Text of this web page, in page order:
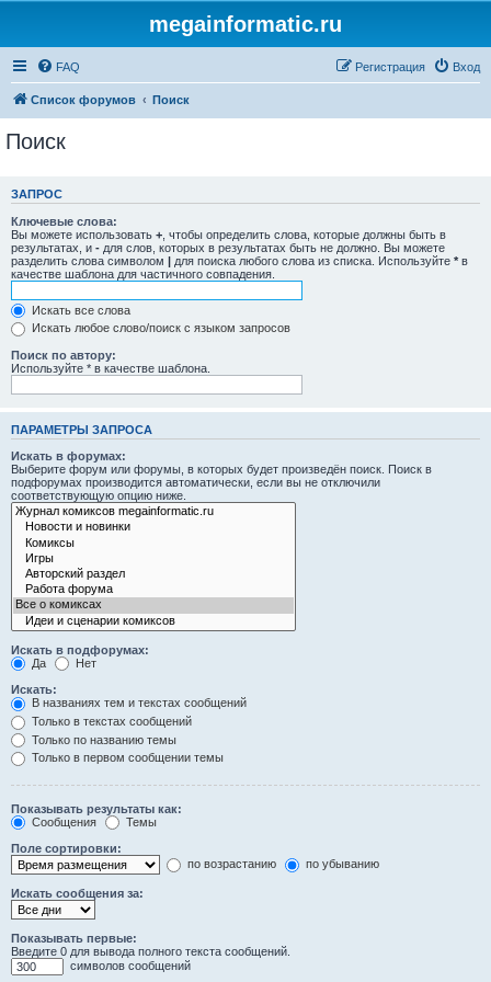
megainformatic.ru
FAQ Вход
Регистрация
Список форумов Поиск
Поиск
ЗАПРОС
Ключевые слова:
Вы можете использовать + , чтобы определить слова, которые должны быть в
результатах, и - для слов, которых в результатах быть не должно. Вы можете
разделить слова символом | для поиска любого слова из списка. Используйте * в
качестве шаблона для частичного совпадения.
Искать все слова
Искать любое слово/поиск с языком запросов
Поиск по автору:
Используйте * в качестве шаблона.
ПАРАМЕТРЫ ЗАПРОСА
Искать в форумах:
Выберите форум или форумы, в которых будет произведён поиск. Поиск в
подфорумах производится автоматически, если вы не отключили
соответствующую опцию ниже.
Искать в подфорумах:
Да
Нет
Искать:
В названиях тем и текстах сообщений
Только в текстах сообщений
Только по названию темы
Только в первом сообщении темы
Показывать результаты как:
Сообщения
Темы
Поле сортировки:
по возрастанию
по убыванию
Искать сообщения за:
Показывать первые:
Введите 0 для вывода полного текста сообщений.
символов сообщений